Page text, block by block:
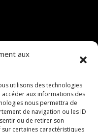
aux
utilisons des technologies
aux informations des
nous permettra de
de navigation ou les ID
ou de retirer son
certaines caractéristiques